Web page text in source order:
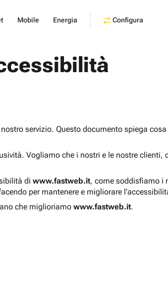
Mobile Energia Configura
servizio. Questo documento spiega
Vogliamo che i nostri e le nostre
di www.fastweb.it, come soddisfiamo i
per mantenere e migliorare
che miglioriamo www.fastweb.it.